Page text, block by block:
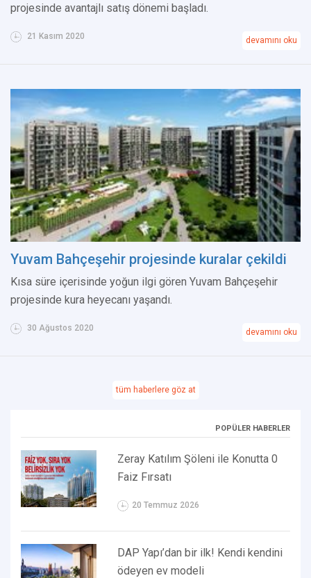
projesinde avantajlı satış dönemi başladı.
21 Kasım 2020 devamını oku
Yuvam Bahçeşehir projesinde kuralar çekildi
Kısa süre içerisinde yoğun ilgi gören Yuvam Bahçeşehir
projesinde kura heyecanı yaşandı.
30 Ağustos 2020 devamını oku
tüm haberlere göz at
POPÜLER HABERLER
Zeray Katılım Şöleni ile Konutta 0
Faiz Fırsatı
20 Temmuz 2026
DAP Yapı’dan bir ilk! Kendi kendini
ödeyen ev modeli